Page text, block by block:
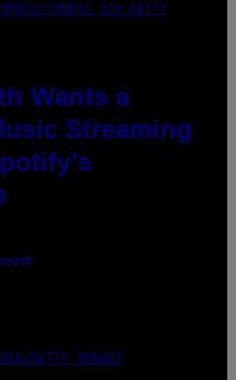
CORBIS VIA GETTY
Wants a
Streaming
GETTY IMAGES